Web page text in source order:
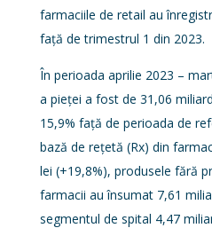
farmaciile de retail au
față de trimestrul 1 din 2023.
În perioada aprilie 2023 –
a pieței a fost de 31,06
15,9% față de perioada de
bază de rețetă (Rx) din
lei (+19,8%), produsele fără
farmacii au însumat 7,61
segmentul de spital 4,47